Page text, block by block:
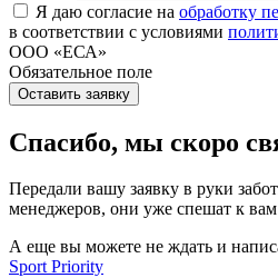
Я даю согласие на обработку
в соответствии с условиями
ООО «ЕСА»
Обязательное поле
Оставить заявку
Спасибо, мы скоро
Передали вашу заявку в руки
менеджеров, они уже спешат к
А еще вы можете не ждать и
Sport Priority